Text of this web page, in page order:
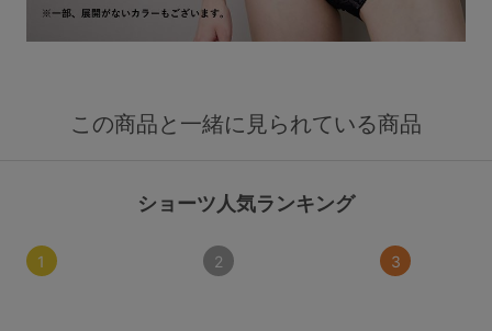
この商品と一緒に見られている商品
ショーツ人気ランキング
1 2 3